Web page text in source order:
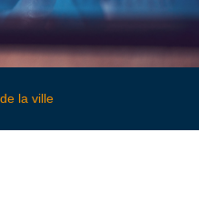
la ville